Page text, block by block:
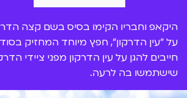
היקאפ וחבריו הקימו בסיס בשם קצה
על "עין הדרקון", חפץ מיוחד המחזיק
חייבים להגן על עין הדרקון מפני ציידי
שישתמשו בה לרעה.